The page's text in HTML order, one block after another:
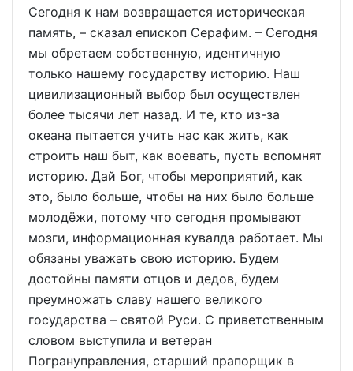
Сегодня к нам возвращается историческая
память, – сказал епископ Серафим. – Сегодня
мы обретаем собственную, идентичную
только нашему государству историю. Наш
цивилизационный выбор был осуществлен
более тысячи лет назад. И те, кто из-за
океана пытается учить нас как жить, как
строить наш быт, как воевать, пусть вспомнят
историю. Дай Бог, чтобы мероприятий, как
это, было больше, чтобы на них было больше
молодёжи, потому что сегодня промывают
мозги, информационная кувалда работает. Мы
обязаны уважать свою историю. Будем
достойны памяти отцов и дедов, будем
преумножать славу нашего великого
государства – святой Руси. С приветственным
словом выступила и ветеран
Погрануправления, старший прапорщик в